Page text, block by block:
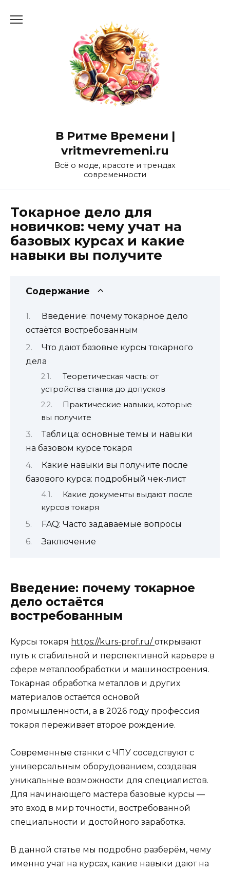
В Ритме Времени |
vritmevremeni.ru
Всё о моде, красоте и трендах
современности
Токарное дело для
новичков: чему учат на
базовых курсах и какие
навыки вы получите
Содержание
Введение: почему токарное дело
остаётся востребованным
Что дают базовые курсы токарного
дела
Теоретическая часть: от
устройства станка до допусков
Практические навыки, которые
вы получите
Таблица: основные темы и навыки
на базовом курсе токаря
Какие навыки вы получите после
базового курса: подробный чек-лист
Какие документы выдают после
курсов токаря
FAQ: Часто задаваемые вопросы
Заключение
Введение: почему токарное
дело остаётся
востребованным
Курсы токаря https://kurs-prof.ru/открывают
путь к стабильной и перспективной карьере в
сфере металлообработки и машиностроения.
Токарная обработка металлов и других
материалов остаётся основой
промышленности, а в 2026 году профессия
токаря переживает второе рождение.
Современные станки с ЧПУ соседствуют с
универсальным оборудованием, создавая
уникальные возможности для специалистов.
Для начинающего мастера базовые курсы —
это вход в мир точности, востребованной
специальности и достойного заработка.
В данной статье мы подробно разберём, чему
именно учат на курсах, какие навыки дают на